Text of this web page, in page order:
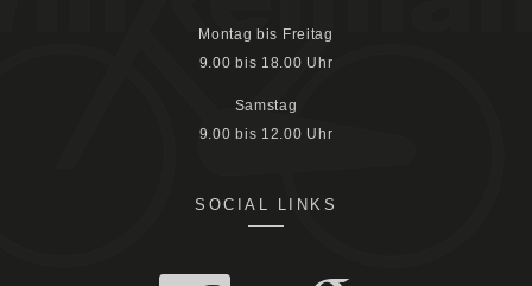
Montag bis Freitag
9.00 bis 18.00 Uhr
Samstag
9.00 bis 12.00 Uhr
SOCIAL LINKS